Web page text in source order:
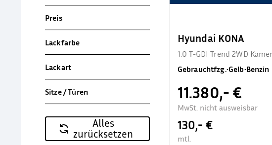
Preis
Lackfarbe
Lackart
Sitze / Türen
Alles
zurücksetzen
Hyundai KONA
1.0 T-GDI Trend 2WD
Allwetter Sitzhzg.
Gebrauchtfzg.•Gelb•Benzin
11.380,- €
MwSt. nicht ausweisbar
130,- €
mtl.